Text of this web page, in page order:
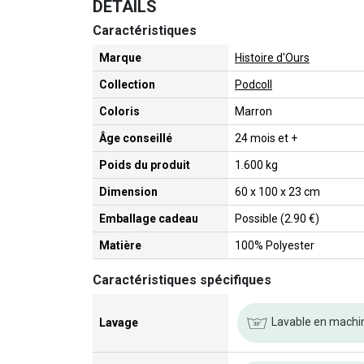
DETAILS
Caractéristiques
Marque Histoire d'Ours
Collection Podcoll
Coloris Marron
Âge conseillé 24 mois et +
Poids du produit 1.600 kg
Dimension 60 x 100 x 23 cm
Emballage cadeau Possible (2.90 €)
Matière 100% Polyester
Caractéristiques spécifiques
Lavage Lavable en